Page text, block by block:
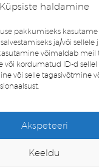
Küpsiste haldamine
pakkumiseks
ja/või sellele
võimaldab meil
kordumatud ID-d sellel
või selle tagasivõtmine
Akspeteeri
Keeldu
konto